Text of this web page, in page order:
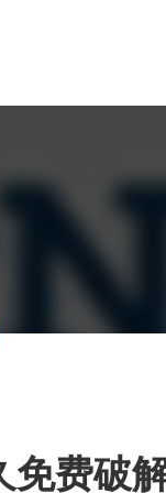
免费破